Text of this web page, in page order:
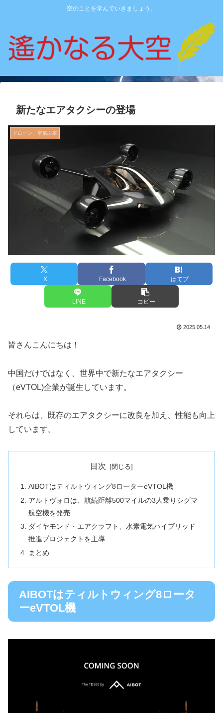
空のことを学んでいきましょう。
新たなエアタクシーの登場
ドローン、空飛ぶ車
X Facebook はてブ
LINE コピー
2025.05.14
皆さんこんにちは！
中国だけではなく、世界中で新たなエアタクシー
（eVTOL)企業が誕生しています。
それらは、既存のエアタクシーに改良を加え、性能も向上
しています。
目次
AIBOTはティルトウィング8ローターeVTOL機
アルトヴォロは、航続距離500マイルの3人乗りシグマ
航空機を発売
ダイヤモンド・エアクラフト、水素電気ハイブリッド
推進プロジェクトを主導
まとめ
AIBOTはティルトウィング8ロータ
ーeVTOL機